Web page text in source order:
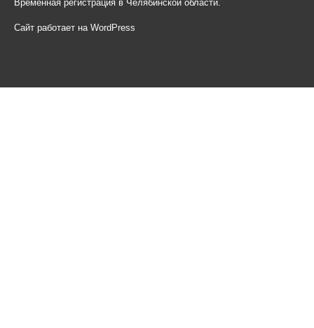
Временная регистрация в Челябинской области.
Сайт работает на WordPress